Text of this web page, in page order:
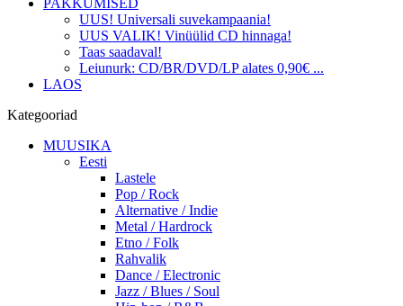
PAKKUMISED
UUS! Universali suvekampaania!
UUS VALIK! Vinüülid CD hinnaga!
Taas saadaval!
Leiunurk: CD/BR/DVD/LP alates 0,90€ ...
LAOS
Kategooriad
MUUSIKA
Eesti
Lastele
Pop / Rock
Alternative / Indie
Metal / Hardrock
Etno / Folk
Rahvalik
Dance / Electronic
Jazz / Blues / Soul